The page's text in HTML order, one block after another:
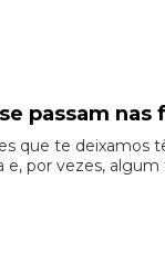
passam nas
que te deixamos
por vezes, algum